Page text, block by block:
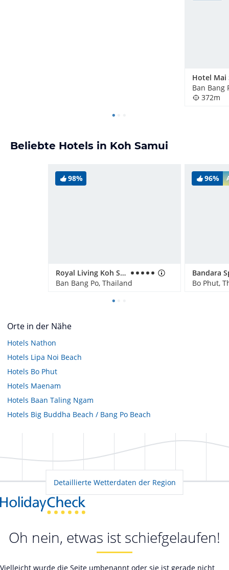
Ban Bang
372m
Beliebte Hotels in Koh Samui
98%
Royal Living Koh Samui
Ban Bang Po, Thailand
96%
Bo Phut,
Orte in der Nähe
Hotels Nathon
Hotels Lipa Noi Beach
Hotels Bo Phut
Hotels Maenam
Hotels Baan Taling Ngam
Hotels Big Buddha Beach / Bang Po Beach
Detaillierte Wetterdaten der Region
Oh nein, etwas ist schiefgelaufen!
Vielleicht wurde die Seite umbenannt oder sie ist gerade nicht